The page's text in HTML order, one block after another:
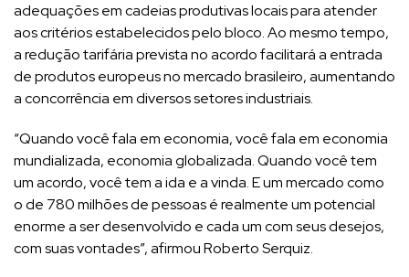
adequações em cadeias produtivas locais para atender
aos critérios estabelecidos pelo bloco. Ao mesmo tempo,
a redução tarifária prevista no acordo facilitará a entrada
de produtos europeus no mercado brasileiro, aumentando
a concorrência em diversos setores industriais.
“Quando você fala em economia, você fala em economia
mundializada, economia globalizada. Quando você tem
um acordo, você tem a ida e a vinda. E um mercado como
o de 780 milhões de pessoas é realmente um potencial
enorme a ser desenvolvido e cada um com seus desejos,
com suas vontades”, afirmou Roberto Serquiz.